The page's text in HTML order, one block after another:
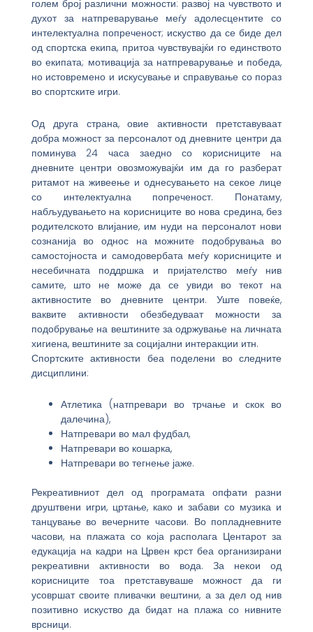
голем број различни можности: развој на чувството и
духот за натпреварување меѓу адолесцентите со
интелектуална попреченост; искуство да се биде дел
од спортска екипа, притоа чувствувајќи го единството
во екипата; мотивација за натпреварување и победа,
но истовремено и искусување и справување со пораз
во спортските игри.
Од друга страна, овие активности претставуваат
добра можност за персоналот од дневните центри да
поминува 24 часа заедно со корисниците на
дневните центри овозможувајќи им да го разберат
ритамот на живеење и однесувањето на секое лице
со интелектуална попреченост. Понатаму,
набљудувањето на корисниците во нова средина, без
родителското влијание, им нуди на персоналот нови
сознанија во однос на можните подобрувања во
самостојноста и самодовербата меѓу корисниците и
несебичната поддршка и пријателство меѓу нив
самите, што не може да се увиди во текот на
активностите во дневните центри. Уште повеќе,
ваквите активности обезбедуваат можности за
подобрување на вештините за одржување на личната
хигиена, вештините за социјални интеракции итн.
Спортските активности беа поделени во следните
дисциплини:
Атлетика (натпревари во трчање и скок во
далечина),
Натпревари во мал фудбал,
Натпревари во кошарка,
Натпревари во тегнење јаже.
Рекреативниот дел од програмата опфати разни
друштвени игри, цртање, како и забави со музика и
танцување во вечерните часови. Во попладневните
часови, на плажата со која располага Центарот за
едукација на кадри на Црвен крст беа организирани
рекреативни активности во вода. За некои од
корисниците тоа претставуваше можност да ги
усовршат своите пливачки вештини, а за дел од нив
позитивно искуство да бидат на плажа со нивните
врсници.